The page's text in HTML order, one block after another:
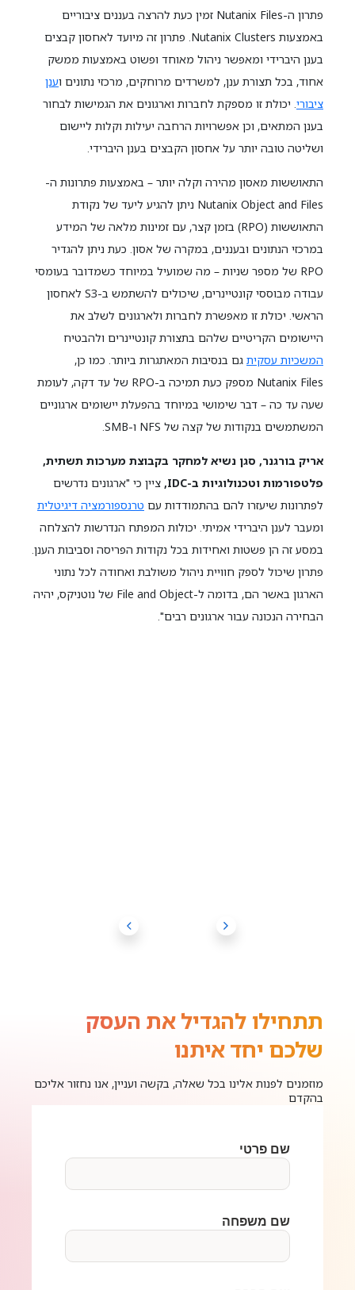
פתרון ה-Nutanix Files זמין כעת להרצה בעננים ציבוריים
באמצעות Nutanix Clusters. פתרון זה מיועד לאחסון קבצים
בענן היברידי ומאפשר ניהול מאוחד ופשוט באמצעות ממשק
אחוד, בכל תצורת ענן, למשרדים מרוחקים, מרכזי נתונים וענן
ציבורי. יכולת זו מספקת לחברות וארגונים את הגמישות לבחור
בענן המתאים, וכן אפשרויות הרחבה יעילות וקלות ליישום
ושליטה טובה יותר על אחסון הקבצים בענן היברידי.
התאוששות מאסון מהירה וקלה יותר – באמצעות פתרונות ה-
Nutanix Object and Files ניתן להגיע ליעד של נקודת
התאוששות (RPO) בזמן קצר, עם זמינות מלאה של המידע
במרכזי הנתונים ובעננים, במקרה של אסון. כעת ניתן להגדיר
RPO של מספר שניות – מה שמועיל במיוחד כשמדובר בעומסי
עבודה מבוססי קונטיינרים, שיכולים להשתמש ב-S3 לאחסון
הראשי. יכולת זו מאפשרת לחברות ולארגונים לשלב את
היישומים הקריטיים שלהם בתצורת קונטיינרים ולהבטיח
המשכיות עסקית גם בנסיבות המאתגרות ביותר. כמו כן,
Nutanix Files מספק כעת תמיכה ב-RPO של עד דקה, לעומת
שעה עד כה – דבר שימושי במיוחד בהפעלת יישומים ארגוניים
המשתמשים בנקודות של קצה של NFS ו-SMB.
אריק בורגנר, סגן נשיא למחקר בקבוצת מערכות תשתית,
פלטפורמות וטכנולוגיות ב-IDC,
ציין כי "ארגונים נדרשים
לפתרונות שיעזרו להם בהתמודדות עם טרנספורמציה דיגיטלית
ומעבר לענן היברידי אמיתי. יכולות המפתח הנדרשות להצלחה
במסע זה הן פשטות ואחידות בכל נקודות הפריסה וסביבות הענן.
פתרון שיכול לספק חוויית ניהול משולבת ואחודה לכל נתוני
הארגון באשר הם, בדומה ל-File and Object של נוטניקס, יהיה
הבחירה הנכונה עבור ארגונים רבים".
תתחילו להגדיל את העסק
שלכם יחד איתנו
מוזמנים לפנות אלינו בכל שאלה, בקשה ועניין, אנו נחזור אליכם
בהקדם